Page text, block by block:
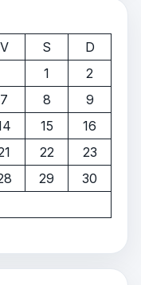
V S
D
1
2
7 8
9
15
16
22
23
29
30